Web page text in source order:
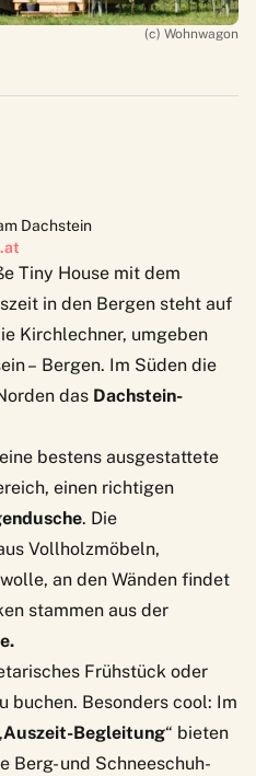
(c) Wohnwagon
Dachstein
Tiny House mit dem
in den Bergen steht auf
Kirchlechner, umgeben
– Bergen. Im Süden die
das Dachstein-
bestens ausgestattete
einen richtigen
. Die
Vollholzmöbeln,
an den Wänden findet
stammen aus der
Frühstück oder
buchen. Besonders cool: Im
Auszeit-Begleitung“ bieten
Berg- und Schneeschuh-